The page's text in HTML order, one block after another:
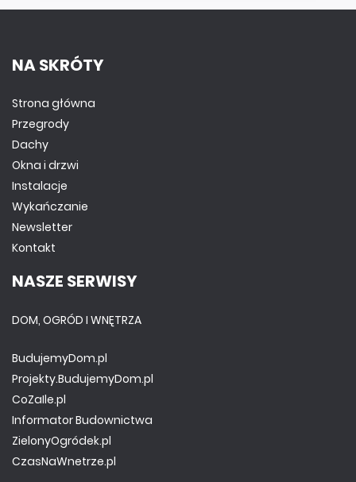
NA SKRÓTY
Strona główna
Przegrody
Dachy
Okna i drzwi
Instalacje
Wykańczanie
Newsletter
Kontakt
NASZE SERWISY
DOM, OGRÓD I WNĘTRZA
BudujemyDom.pl
Projekty.BudujemyDom.pl
CoZaIle.pl
Informator Budownictwa
ZielonyOgródek.pl
CzasNaWnetrze.pl